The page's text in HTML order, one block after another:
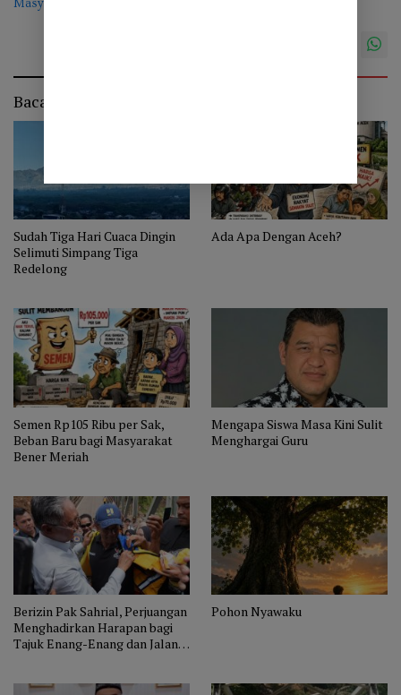
Masyarakat
Baca Juga
Sudah Tiga Hari Cuaca Dingin
Selimuti Simpang Tiga
Redelong
Ada Apa Dengan Aceh?
Semen Rp105 Ribu per Sak,
Beban Baru bagi Masyarakat
Bener Meriah
Mengapa Siswa Masa Kini Sulit
Menghargai Guru
Berizin Pak Sahrial, Perjuangan
Menghadirkan Harapan bagi
Tajuk Enang-Enang dan Jalan
Pohon Nyawaku